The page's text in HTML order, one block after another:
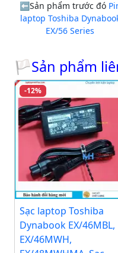
Sản phẩm trước đó
laptop Toshiba
EX/56 Series
🏳Sản phẩm
-12%
Sạc laptop Toshiba
Dynabook EX/46MBL,
EX/46MWH,